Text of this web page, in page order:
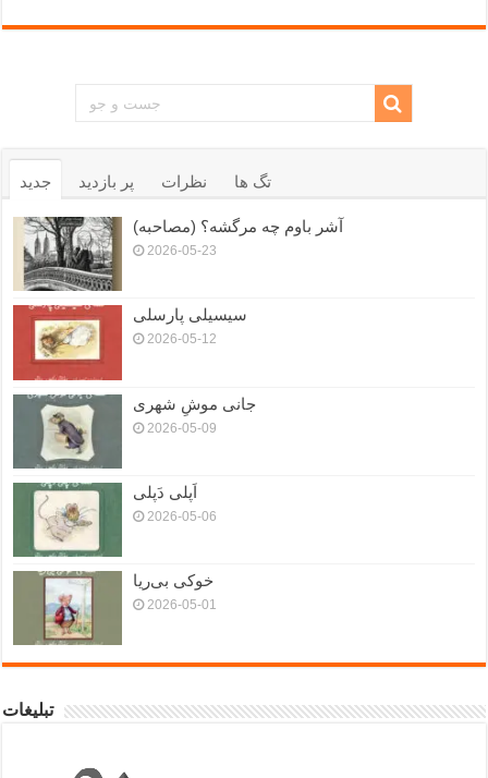
جدید پر بازدید نظرات تگ ها
آشر باوم چه مرگشه؟ (مصاحبه)
2026-05-23
سیسیلی پارسلی
2026-05-12
جانی موشِ شهری
2026-05-09
اَپلی دَپلی
2026-05-06
خوکی بی‌ریا
2026-05-01
تبلیغات